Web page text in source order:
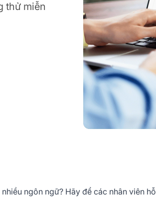
thử miễn
ngôn ngữ? Hãy để các nhân viên hỗ